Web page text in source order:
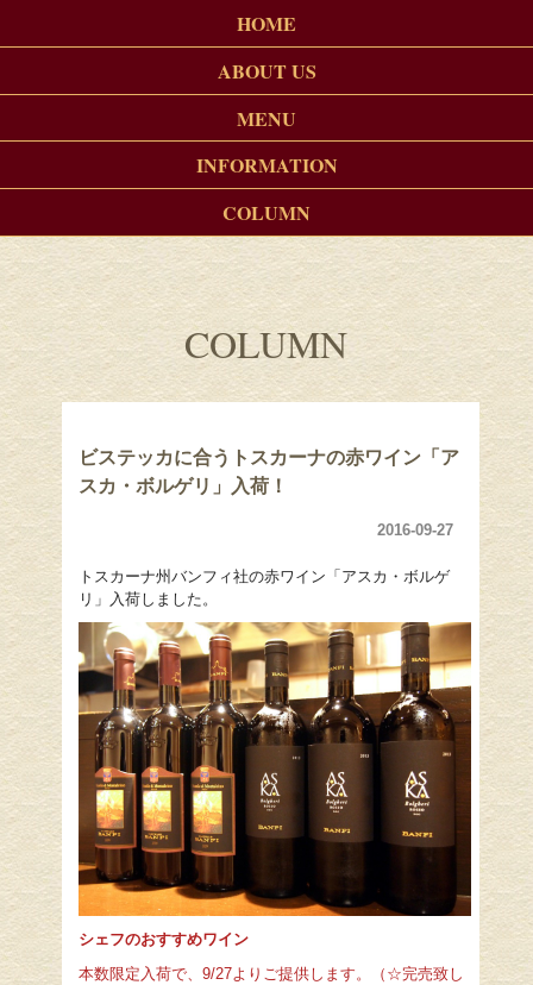
HOME
ABOUT US
MENU
INFORMATION
COLUMN
COLUMN
ビステッカに合うトスカーナの赤ワイン「ア
スカ・ボルゲリ」入荷！
2016-09-27
トスカーナ州バンフィ社の赤ワイン「アスカ・ボルゲ
リ」入荷しました。
シェフのおすすめワイン
本数限定入荷で、9/27よりご提供します。（☆完売致し